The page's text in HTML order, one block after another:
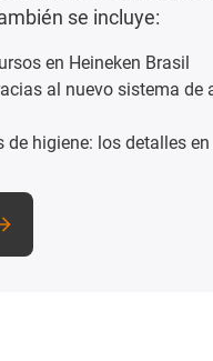
se incluye:
en Heineken Brasil
al nuevo sistema de
higiene: los detalles